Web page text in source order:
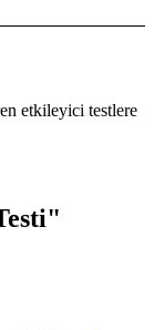
etkileyici testlere